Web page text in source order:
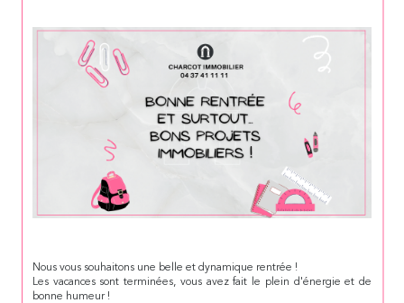
Nous vous souhaitons une belle et dynamique rentrée !
Les vacances sont terminées, vous avez fait le plein d'énergie et de
bonne humeur !